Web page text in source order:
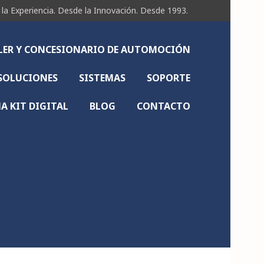
Experiencia. Desde la Innovación. Desde 1993.
Y CONCESIONARIO DE AUTOMOCIÓN
SISTEMAS SOPORTE
KIT DIGITAL BLOG CONTACTO